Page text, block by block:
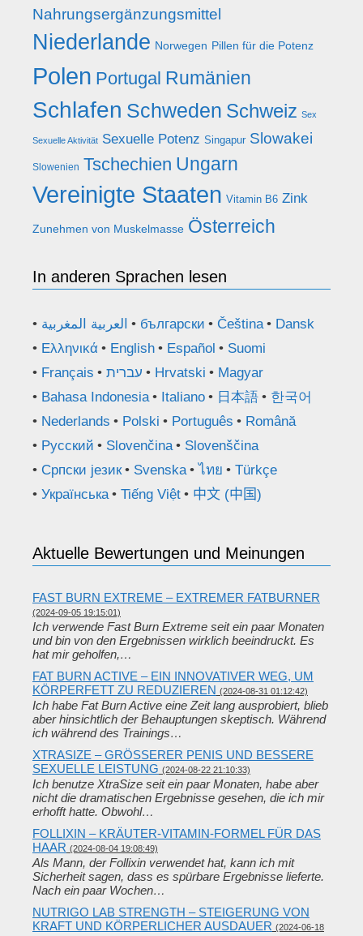
Nahrungsergänzungsmittel
Niederlande Norwegen Pillen für die Potenz
Polen Portugal Rumänien
Schlafen Schweden Schweiz Sex
Sexuelle Aktivität Sexuelle Potenz Singapur Slowakei
Slowenien Tschechien Ungarn
Vereinigte Staaten Vitamin B6 Zink
Zunehmen von Muskelmasse Österreich
In anderen Sprachen lesen
العربية المغربية български Čeština
Dansk
Ελληνικά
English Español
Suomi
Français
עברית Hrvatski
Magyar
Bahasa Indonesia
Italiano 日本語
한국어
Nederlands
Polski Português
Română
Русский
Slovenčina
Slovenščina
Српски језик
Svenska ไทย
Türkçe
Українська
Tiếng Việt 中文 (中国)
Aktuelle Bewertungen und Meinungen
FAST BURN EXTREME – EXTREMER FATBURNER
(2024-09-05 19:15:01)
Ich verwende Fast Burn Extreme seit ein paar Monaten
und bin von den Ergebnissen wirklich beeindruckt. Es
hat mir geholfen,…
FAT BURN ACTIVE – EIN INNOVATIVER WEG, UM
KÖRPERFETT ZU REDUZIEREN (2024-08-31 01:12:42)
Ich habe Fat Burn Active eine Zeit lang ausprobiert, blieb
aber hinsichtlich der Behauptungen skeptisch. Während
ich während des Trainings…
XTRASIZE – GRÖSSERER PENIS UND BESSERE S
EXUELLE LEISTUNG
(2024-08-22 21:10:33)
Ich benutze XtraSize seit ein paar Monaten, habe aber
nicht die dramatischen Ergebnisse gesehen, die ich mir
erhofft hatte. Obwohl…
FOLLIXIN – KRÄUTER-VITAMIN-FORMEL FÜR DAS
HAAR (2024-08-04 19:08:49)
Als Mann, der Follixin verwendet hat, kann ich mit
Sicherheit sagen, dass es spürbare Ergebnisse lieferte.
Nach ein paar Wochen…
NUTRIGO LAB STRENGTH – STEIGERUNG VON
KRAFT UND KÖRPERLICHER AUSDAUER (2024-06-18